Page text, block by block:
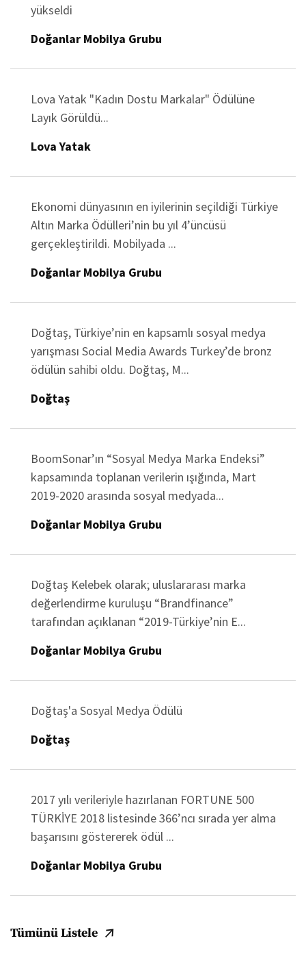
yükseldi
Doğanlar Mobilya Grubu
Lova Yatak "Kadın Dostu Markalar" Ödülüne
Layık Görüldü...
Lova Yatak
Ekonomi dünyasının en iyilerinin seçildiği Türkiye
Altın Marka Ödülleri’nin bu yıl 4’üncüsü
gerçekleştirildi. Mobilyada ...
Doğanlar Mobilya Grubu
Doğtaş, Türkiye’nin en kapsamlı sosyal medya
yarışması Social Media Awards Turkey’de bronz
ödülün sahibi oldu. Doğtaş, M...
Doğtaş
BoomSonar’ın “Sosyal Medya Marka Endeksi”
kapsamında toplanan verilerin ışığında, Mart
2019-2020 arasında sosyal medyada...
Doğanlar Mobilya Grubu
Doğtaş Kelebek olarak; uluslararası marka
değerlendirme kuruluşu “Brandfinance”
tarafından açıklanan “2019-Türkiye’nin E...
Doğanlar Mobilya Grubu
Doğtaş'a Sosyal Medya Ödülü
Doğtaş
2017 yılı verileriyle hazırlanan FORTUNE 500
TÜRKİYE 2018 listesinde 366’ncı sırada yer alma
başarısını göstererek ödül ...
Doğanlar Mobilya Grubu
Tümünü Listele